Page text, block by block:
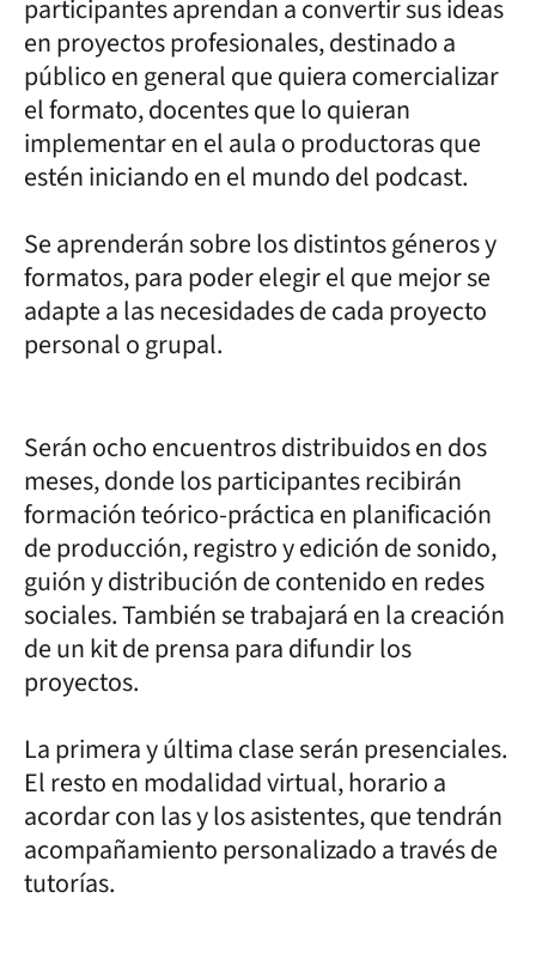
participantes aprendan a convertir sus ideas
en proyectos profesionales, destinado a
público en general que quiera comercializar
el formato, docentes que lo quieran
implementar en el aula o productoras que
estén iniciando en el mundo del podcast.
Se aprenderán sobre los distintos géneros y
formatos, para poder elegir el que mejor se
adapte a las necesidades de cada proyecto
personal o grupal.
Serán ocho encuentros distribuidos en dos
meses, donde los participantes recibirán
formación teórico-práctica en planificación
de producción, registro y edición de sonido,
guión y distribución de contenido en redes
sociales. También se trabajará en la creación
de un kit de prensa para difundir los
proyectos.
La primera y última clase serán presenciales.
El resto en modalidad virtual, horario a
acordar con las y los asistentes, que tendrán
acompañamiento personalizado a través de
tutorías.